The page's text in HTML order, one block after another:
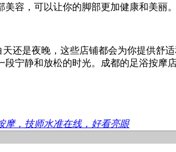
容，可以让你的脚部更加健康和美丽。
是夜晚，这些店铺都会为你提供舒适
宁静和放松的时光。成都的足浴按摩
摩，技师水准在线，好看亮眼